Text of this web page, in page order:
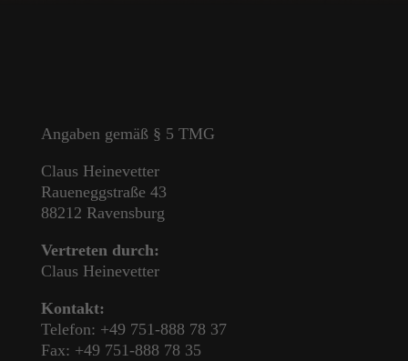
Angaben gemäß § 5 TMG
Claus Heinevetter
Raueneggstraße 43
88212 Ravensburg
Vertreten durch:
Claus Heinevetter
Kontakt:
Telefon: +49 751-888 78 37
Fax: +49 751-888 78 35